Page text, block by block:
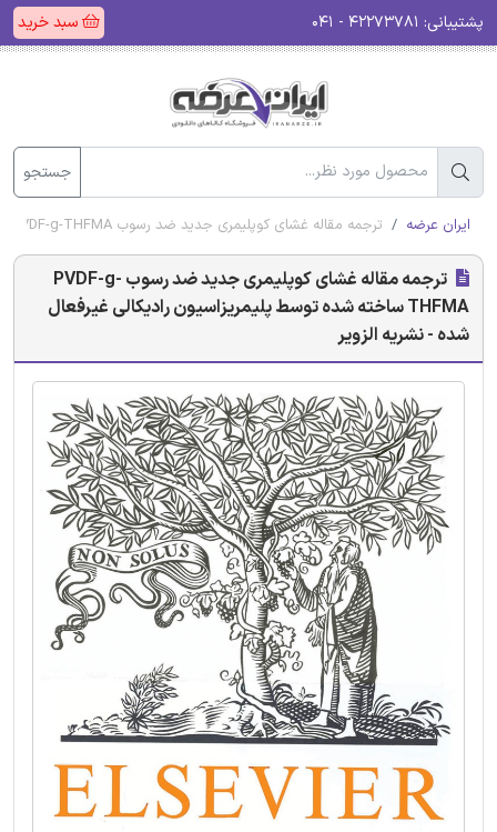
پشتیبانی: سبد خرید
جستجو
ایران عرضه ترجمه مقاله غشای کوپلیمری جدید ضد رسوب PVDF-g-THFMA ساخته شده توسط پلیمریزاسیون رادیکالی غیرفعال شده - نشریه الزویر
ترجمه مقاله غشای کوپلیمری جدید ضد رسوب PVDF-g-
THFMA ساخته شده توسط پلیمریزاسیون رادیکالی غیرفعال
شده - نشریه الزویر